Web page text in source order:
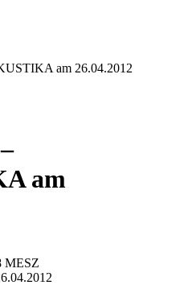
am 26.04.2012
am
MESZ